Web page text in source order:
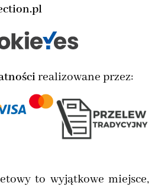
realizowane przez:
to wyjątkowe miejsce,